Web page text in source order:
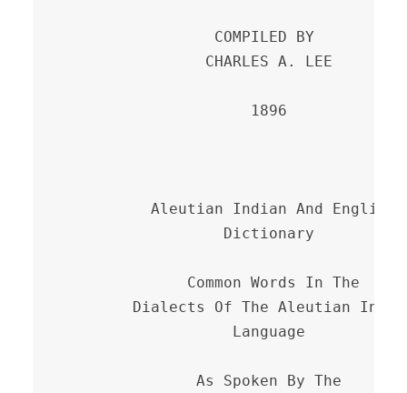
                 COMPILED BY
                CHARLES A. LEE
                     1896
          Aleutian Indian And English
                  Dictionary
              Common Words In The
Dialects Of The Aleutian
                   Language
               As Spoken By The